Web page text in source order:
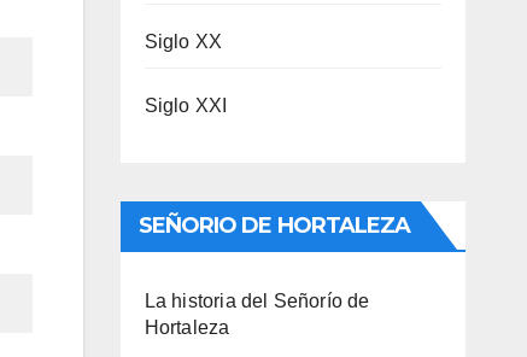
Siglo XX
Siglo XXI
SEÑORIO DE HORTALEZA
La historia del Señorío de
Hortaleza